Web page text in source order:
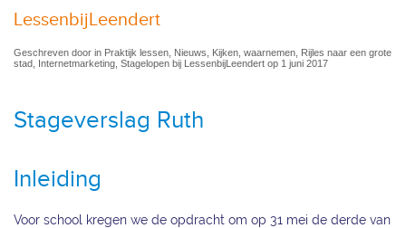
LessenbijLeendert
Geschreven door in Praktijk lessen, Nieuws, Kijken, waarnemen, Rijles naar een grote
stad, Internetmarketing, Stagelopen bij LessenbijLeendert op 1 juni 2017
Stageverslag Ruth
Inleiding
Voor school kregen we de opdracht om op 31 mei de derde van